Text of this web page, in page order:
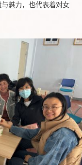
魅力，也代表着对女